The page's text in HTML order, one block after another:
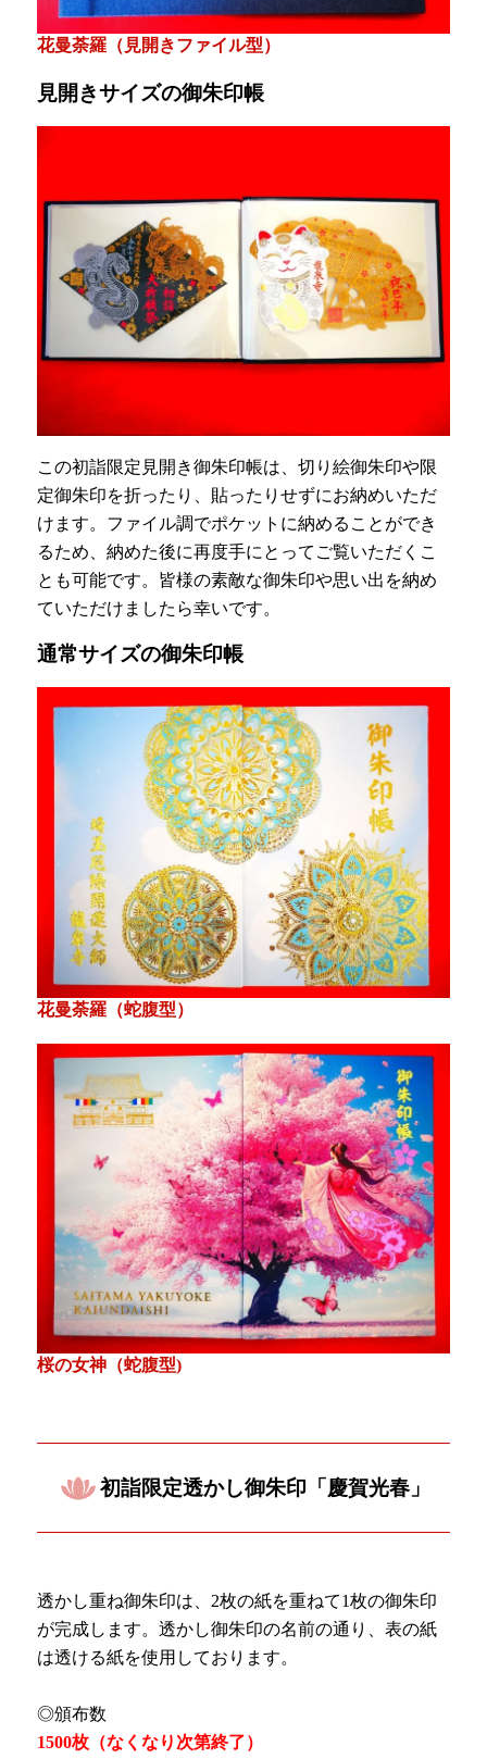
花曼荼羅（見開きファイル型）
見開きサイズの御朱印帳
この初詣限定見開き御朱印帳は、切り絵御朱印や限
定御朱印を折ったり、貼ったりせずにお納めいただ
けます。ファイル調でポケットに納めることができ
るため、納めた後に再度手にとってご覧いただくこ
とも可能です。皆様の素敵な御朱印や思い出を納め
ていただけましたら幸いです。
通常サイズの御朱印帳
花曼荼羅（蛇腹型）
桜の女神（蛇腹型)
初詣限定透かし御朱印「慶賀光春」
透かし重ね御朱印は、2枚の紙を重ねて1枚の御朱印
が完成します。透かし御朱印の名前の通り、表の紙
は透ける紙を使用しております。
◎頒布数
1500枚（なくなり次第終了）